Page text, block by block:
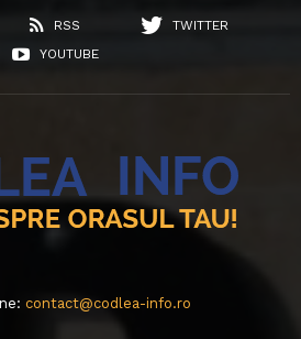
RSS
TWITTER
YOUTUBE
contact@codlea-info.ro